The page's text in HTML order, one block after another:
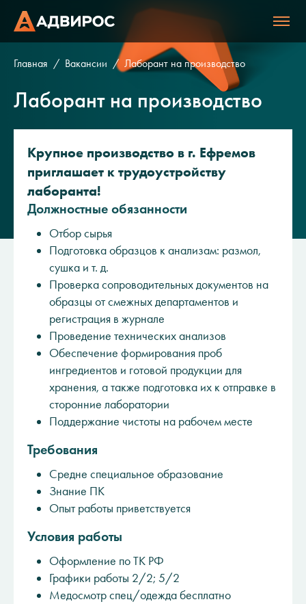
Главная Вакансии Лаборант на производство
Лаборант на производство
Крупное производство в г. Ефремов
приглашает к трудоустройству
лаборанта!
Должностные обязанности
Отбор сырья
Подготовка образцов к анализам: размол,
сушка и т. д.
Проверка сопроводительных документов на
образцы от смежных департаментов и
регистрация в журнале
Проведение технических анализов
Обеспечение формирования проб
ингредиентов и готовой продукции для
хранения, а также подготовка их к отправке в
сторонние лаборатории
Поддержание чистоты на рабочем месте
Требования
Средне специальное образование
Знание ПК
Опыт работы приветствуется
Условия работы
Оформление по ТК РФ
Графики работы 2/2; 5/2
Медосмотр спец/одежда бесплатно